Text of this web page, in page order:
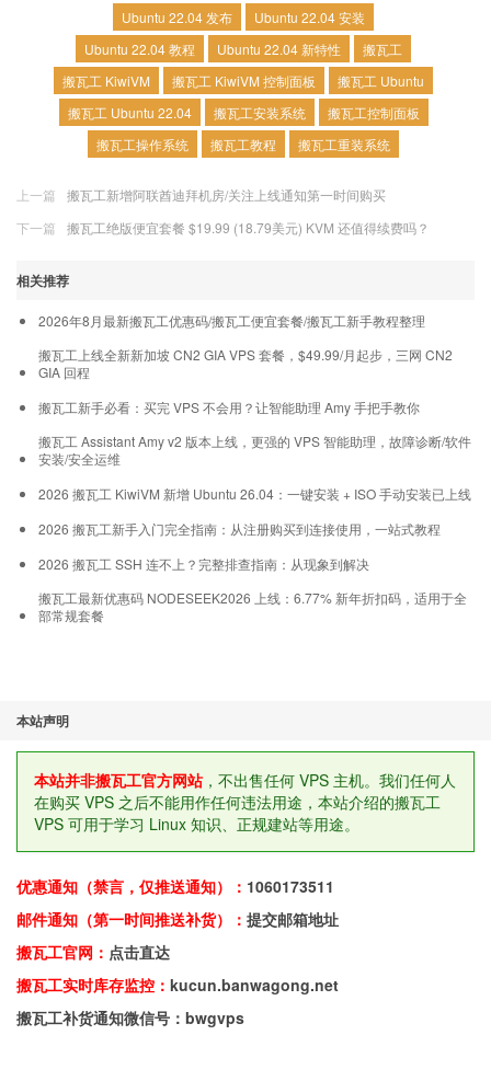
Ubuntu 22.04 发布
Ubuntu 22.04 安装
Ubuntu 22.04 教程
Ubuntu 22.04 新特性
搬瓦工
搬瓦工 KiwiVM
搬瓦工 KiwiVM 控制面板
搬瓦工 Ubuntu
搬瓦工 Ubuntu 22.04
搬瓦工安装系统
搬瓦工控制面板
搬瓦工操作系统
搬瓦工教程 搬瓦工重装系统
上一篇
搬瓦工新增阿联酋迪拜机房/关注上线通知第一时间购买
下一篇
搬瓦工绝版便宜套餐 $19.99 (18.79美元) KVM 还值得续费吗？
相关推荐
2026年8月最新搬瓦工优惠码/搬瓦工便宜套餐/搬瓦工新手教程整理
搬瓦工上线全新新加坡 CN2 GIA VPS 套餐，$49.99/月起步，三网 CN2
GIA 回程
搬瓦工新手必看：买完 VPS 不会用？让智能助理 Amy 手把手教你
搬瓦工 Assistant Amy v2 版本上线，更强的 VPS 智能助理，故障诊断/软件
安装/安全运维
2026 搬瓦工 KiwiVM 新增 Ubuntu 26.04：一键安装 + ISO 手动安装已上线
2026 搬瓦工新手入门完全指南：从注册购买到连接使用，一站式教程
2026 搬瓦工 SSH 连不上？完整排查指南：从现象到解决
搬瓦工最新优惠码 NODESEEK2026 上线：6.77% 新年折扣码，适用于全
部常规套餐
本站声明
本站并非搬瓦工官方网站，不出售任何 VPS 主机。我们任何人
在购买 VPS 之后不能用作任何违法用途，本站介绍的搬瓦工
VPS 可用于学习 Linux 知识、正规建站等用途。
优惠通知（禁言，仅推送通知）： 1060173511
邮件通知（第一时间推送补货）： 提交邮箱地址
搬瓦工官网： 点击直达
搬瓦工实时库存监控： kucun.banwagong.net
搬瓦工补货通知微信号：bwgvps